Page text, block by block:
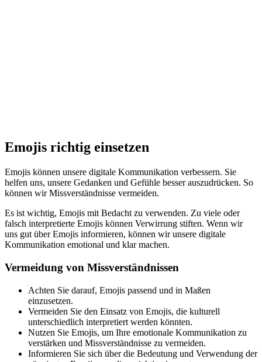
Emojis richtig einsetzen
Emojis können unsere digitale Kommunikation verbessern. Sie
helfen uns, unsere Gedanken und Gefühle besser auszudrücken. So
können wir Missverständnisse vermeiden.
Es ist wichtig, Emojis mit Bedacht zu verwenden. Zu viele oder
falsch interpretierte Emojis können Verwirrung stiften. Wenn wir
uns gut über Emojis informieren, können wir unsere digitale
Kommunikation emotional und klar machen.
Vermeidung von Missverständnissen
Achten Sie darauf, Emojis passend und in Maßen
einzusetzen.
Vermeiden Sie den Einsatz von Emojis, die kulturell
unterschiedlich interpretiert werden könnten.
Nutzen Sie Emojis, um Ihre emotionale Kommunikation zu
verstärken und Missverständnisse zu vermeiden.
Informieren Sie sich über die Bedeutung und Verwendung der